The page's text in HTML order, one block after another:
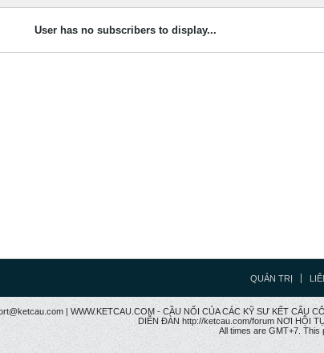
User has no subscribers to display...
QUẢN TRỊ
| WWW.KETCAU.COM - CẦU NỐI CỦA CÁC KỸ SƯ KẾT CẤU
DIỄN ĐÀN http://ketcau.com/forum NƠI HỘI
All times are GMT+7. This